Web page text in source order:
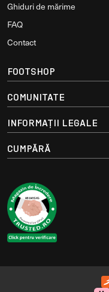
Ghiduri de mărime
FAQ
Contact
FOOTSHOP
COMUNITATE
INFORMAȚII LEGALE
CUMPĂRĂ